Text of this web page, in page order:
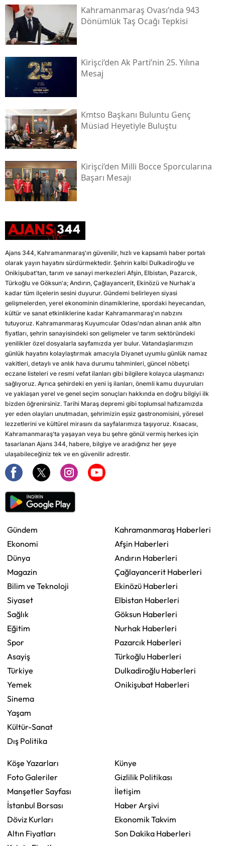
Kahramanmaraş Ovası’nda 943
Dönümlük Taş Ocağı Tepkisi
Kirişci’den Ak Parti’nin 25. Yılına
Mesaj
Kmtso Başkanı Buluntu Genç
Müsi̇ad Heyetiyle Buluştu
Kirişci’den Milli Bocce Sporcularına
Başarı Mesajı
Ajans 344, Kahramanmaraş'ın güvenilir, hızlı ve kapsamlı haber portalı
olarak yayın hayatını sürdürmektedir. Şehrin kalbi Dulkadiroğlu ve
Onikişubat'tan, tarım ve sanayi merkezleri Afşin, Elbistan, Pazarcık,
Türkoğlu ve Göksun'a; Andırın, Çağlayancerit, Ekinözü ve Nurhak'a
kadar tüm ilçelerin sesini duyurur. Gündemi belirleyen siyasi
gelişmelerden, yerel ekonominin dinamiklerine, spordaki heyecandan,
kültür ve sanat etkinliklerine kadar Kahramanmaraş'ın nabzını
tutuyoruz. Kahramanmaraş Kuyumcular Odası'ndan alınan anlık altın
fiyatları, şehrin sanayisindeki son gelişmeler ve tarım sektöründeki
yenilikler özel dosyalarla sayfamızda yer bulur. Vatandaşlarımızın
günlük hayatını kolaylaştırmak amacıyla Diyanet uyumlu günlük namaz
vakitleri, detaylı ve anlık hava durumu tahminleri, güncel nöbetçi
eczane listeleri ve resmi vefat ilanları gibi bilgilere kolayca ulaşmanızı
sağlıyoruz. Ayrıca şehirdeki en yeni iş ilanları, önemli kamu duyuruları
ve yaklaşan yerel ve genel seçim sonuçları hakkında en doğru bilgiyi ilk
bizden öğrenirsiniz. Tarihi Maraş depremi gibi toplumsal hafızamızda
yer eden olayları unutmadan, şehrimizin eşsiz gastronomisini, yöresel
lezzetlerini ve kültürel mirasını da sayfalarımıza taşıyoruz. Kısacası,
Kahramanmaraş'ta yaşayan veya bu şehre gönül vermiş herkes için
tasarlanan Ajans 344, habere, bilgiye ve aradığınız her şeye
ulaşabileceğiniz tek ve en güvenilir adrestir.
Gündem
Ekonomi
Dünya
Magazin
Bilim ve Teknoloji
Siyaset
Sağlık
Eğitim
Spor
Asayiş
Türkiye
Yemek
Sinema
Yaşam
Kültür-Sanat
Dış Politika
Kahramanmaraş Haberleri
Afşin Haberleri
Andırın Haberleri
Çağlayancerit Haberleri
Ekinözü Haberleri
Elbistan Haberleri
Göksun Haberleri
Nurhak Haberleri
Pazarcık Haberleri
Türkoğlu Haberleri
Dulkadiroğlu Haberleri
Onikişubat Haberleri
Köşe Yazarları
Foto Galeriler
Manşetler Sayfası
İstanbul Borsası
Döviz Kurları
Altın Fiyatları
Künye
Gizlilik Politikası
İletişim
Haber Arşivi
Ekonomik Takvim
Son Dakika Haberleri